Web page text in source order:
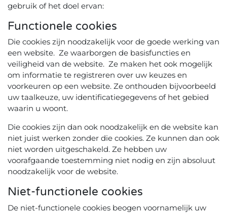
gebruik of het doel ervan:
Functionele cookies
Die cookies zijn noodzakelijk voor de goede werking van
een website. Ze waarborgen de basisfuncties en
veiligheid van de website. Ze maken het ook mogelijk
om informatie te registreren over uw keuzes en
voorkeuren op een website. Ze onthouden bijvoorbeeld
uw taalkeuze, uw identificatiegegevens of het gebied
waarin u woont.
Die cookies zijn dan ook noodzakelijk en de website kan
niet juist werken zonder die cookies. Ze kunnen dan ook
niet worden uitgeschakeld. Ze hebben uw
voorafgaande toestemming niet nodig en zijn absoluut
noodzakelijk voor de website.
Niet-functionele cookies
De niet-functionele cookies beogen voornamelijk uw